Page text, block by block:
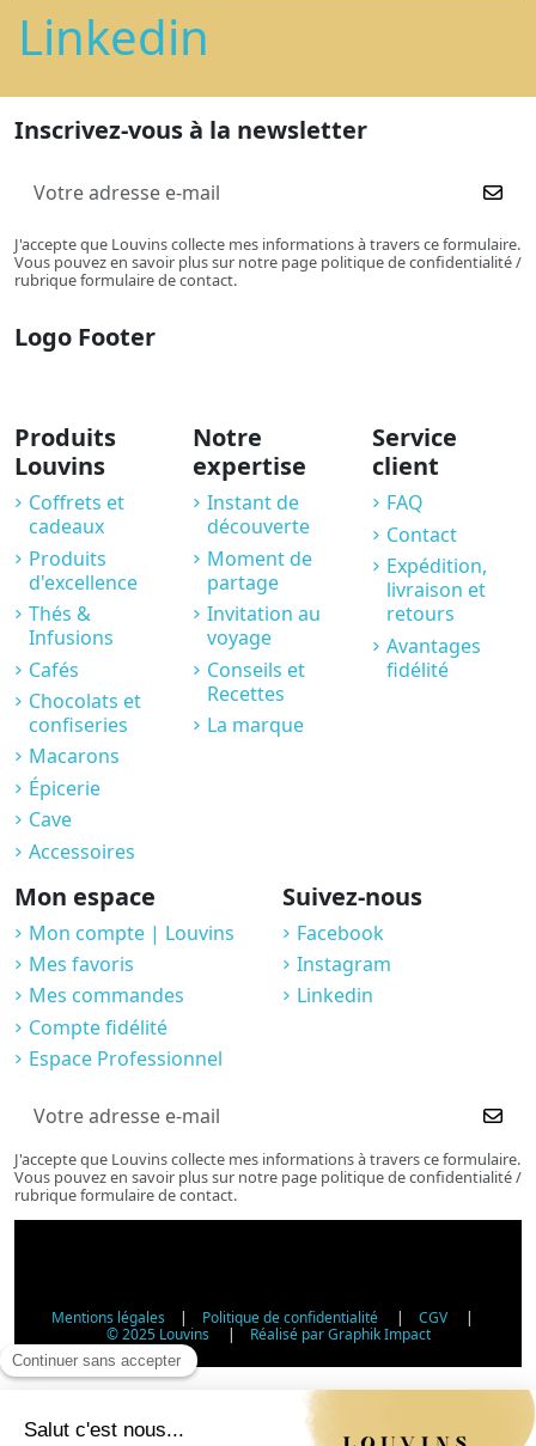
Linkedin
Inscrivez-vous à la newsletter
J'accepte que Louvins collecte mes informations à travers ce formulaire.
Vous pouvez en savoir plus sur notre page politique de confidentialité /
rubrique formulaire de contact.
Logo Footer
Produits
Louvins
Coffrets et
cadeaux
Produits
d'excellence
Thés &
Infusions
Cafés
Chocolats et
confiseries
Macarons
Épicerie
Cave
Accessoires
Notre
expertise
Instant de
découverte
Moment de
partage
Invitation au
voyage
Conseils et
Recettes
La marque
Service
client
FAQ
Contact
Expédition,
livraison et
retours
Avantages
fidélité
Mon espace
Mon compte | Louvins
Mes favoris
Mes commandes
Compte fidélité
Espace Professionnel
Suivez-nous
Facebook
Instagram
Linkedin
J'accepte que Louvins collecte mes informations à travers ce formulaire.
Vous pouvez en savoir plus sur notre page politique de confidentialité /
rubrique formulaire de contact.
Mentions légales | Politique de confidentialité | CGV |
© 2025 Louvins | Réalisé par Graphik Impact
Vérification d'âge - Vente d'alcool